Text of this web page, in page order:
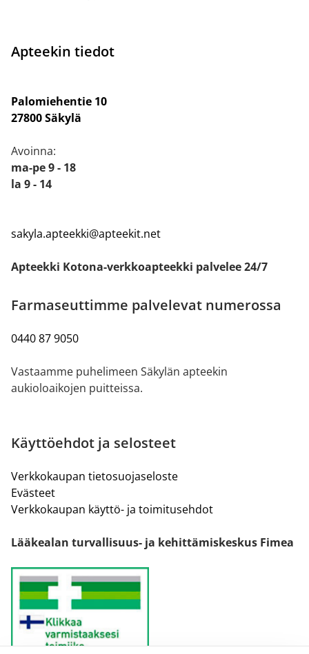
Apteekin tiedot
Palomiehentie 10
27800 Säkylä
Avoinna:
ma-pe 9 - 18
la 9 - 14
sakyla.apteekki@apteekit.net
Apteekki Kotona-verkkoapteekki palvelee 24/7
Farmaseuttimme palvelevat numerossa
0440 87 9050
Vastaamme puhelimeen Säkylän apteekin
aukioloaikojen puitteissa.
Käyttöehdot ja selosteet
Verkkokaupan tietosuojaseloste
Evästeet
Verkkokaupan käyttö- ja toimitusehdot
Lääkealan turvallisuus- ja kehittämiskeskus Fimea